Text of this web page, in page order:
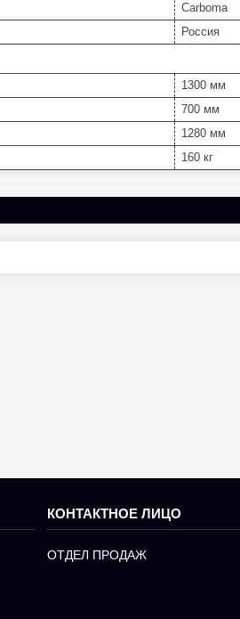
Carboma
Россия
1300 мм
700 мм
1280 мм
160 кг
ОТДЕЛ ПРОДАЖ